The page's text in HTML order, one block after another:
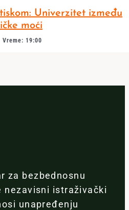
Univerzitet između
moći
Vreme: 19:00
za bezbednosnu
nezavisni istraživački
unapređenju